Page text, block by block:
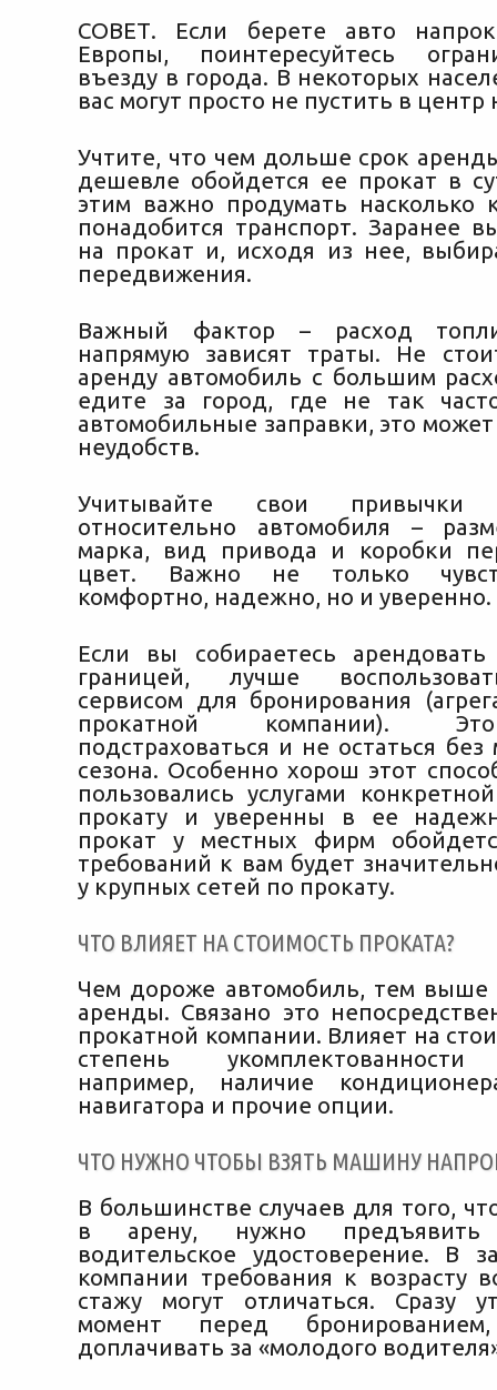
СОВЕТ. Если берете авто
Европы, поинтересуйтесь
въезду в города. В некоторых
вас могут просто не пустить в
Учтите, что чем дольше срок
дешевле обойдется ее прокат в
этим важно продумать насколько
понадобится транспорт. Заранее
на прокат и, исходя из нее,
передвижения.
Важный фактор – расход
напрямую зависят траты. Не
аренду автомобиль с большим
едите за город, где не так
автомобильные заправки, это может
неудобств.
Учитывайте свои
относительно автомобиля –
марка, вид привода и коробки
цвет. Важно не только
комфортно, надежно, но и уверенно.
Если вы собираетесь арендовать
границей, лучше
сервисом для бронирования
прокатной компании).
подстраховаться и не остаться
сезона. Особенно хорош этот
пользовались услугами
прокату и уверенны в ее
прокат у местных фирм
требований к вам будет
у крупных сетей по прокату.
ЧТО ВЛИЯЕТ НА СТОИМОСТЬ ПРОКАТА?
Чем дороже автомобиль, тем выше
аренды. Связано это
прокатной компании. Влияет на
степень укомплектованности
например, наличие
навигатора и прочие опции.
ЧТО НУЖНО ЧТОБЫ ВЗЯТЬ МАШИНУ
В большинстве случаев для того,
в арену, нужно
водительское удостоверение. В
компании требования к возрасту
стажу могут отличаться. Сразу
момент перед
доплачивать за «молодого